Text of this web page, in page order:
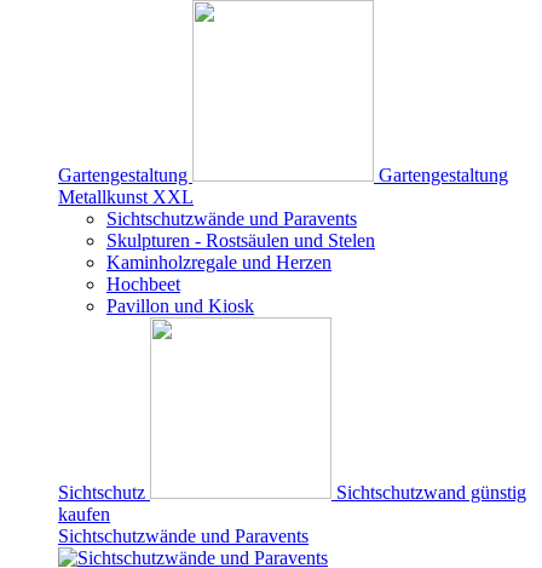
Gartengestaltung
Gartengestaltung
Metallkunst XXL
Sichtschutzwände und Paravents
Skulpturen - Rostsäulen und Stelen
Kaminholzregale und Herzen
Hochbeet
Pavillon und Kiosk
Sichtschutz
Sichtschutzwand günstig
kaufen
Sichtschutzwände und Paravents